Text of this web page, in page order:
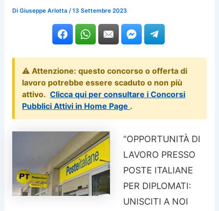
DiGiuseppe Arlotta /13 Settembre 2023
⚠️ Attenzione: questo concorso o offerta di
lavoro potrebbe essere scaduto o non più
attivo. Clicca qui per consultare i Concorsi
Pubblici Attivi in Home Page .
“OPPORTUNITÀ DI
LAVORO PRESSO
POSTE ITALIANE
PER DIPLOMATI:
UNISCITI A NOI